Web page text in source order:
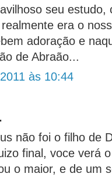
seu estudo,
era o
adoração e
de Abraão...
às 10:44
não foi o filho de
final, voce verá
o maior, e de um